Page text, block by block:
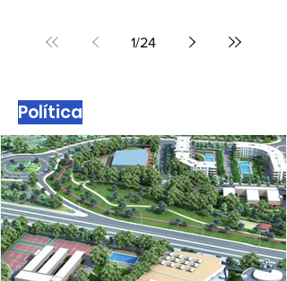
la sostenibilidad y la salud
1/24
Política